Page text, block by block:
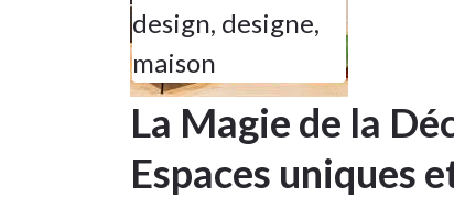
design, designe,
maison
La Magie de la
Espaces uniques